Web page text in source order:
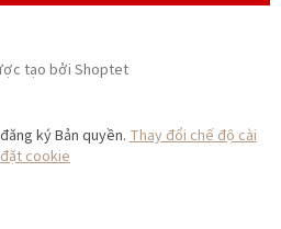
tạo bởi Shoptet
ký Bản quyền.Thay đổi chế độ cài
đặt cookie